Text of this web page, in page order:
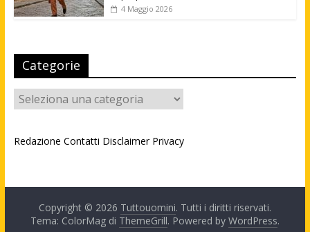
4 Maggio 2026
Categorie
Categorie
Redazione Contatti Disclaimer Privacy
Copyright © 2026 Tuttouomini. Tutti i diritti riservati.
Tema: ColorMag di ThemeGrill. Powered by WordPress.